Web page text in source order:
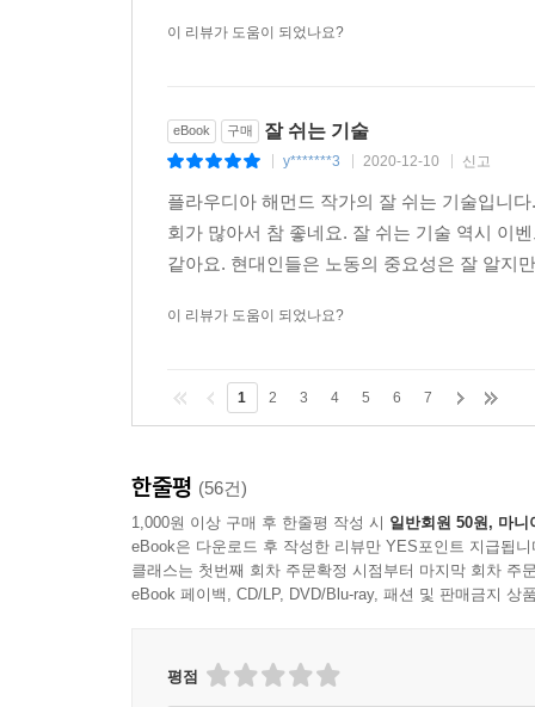
이 리뷰가 도움이 되었나요?
eBook 구매 잘 쉬는 기술
y*******3 2020-12-10 신고
플라우디아 해먼드 작가의 잘 쉬는 기술입니
회가 많아서 참 좋네요. 잘 쉬는 기술 역시 이
같아요. 현대인들은 노동의 중요성은 잘 알지
이 리뷰가 도움이 되었나요?
1 2 3 4 5 6 7
한줄평 (56건)
1,000원 이상 구매 후 한줄평 작성 시 일반회원 50원, 마니
eBook은 다운로드 후 작성한 리뷰만 YES포인트 지급됩니
클래스는 첫번째 회차 주문확정 시점부터 마지막 회차 주
eBook 페이백, CD/LP, DVD/Blu-ray, 패션 및 판매금지 상
평점